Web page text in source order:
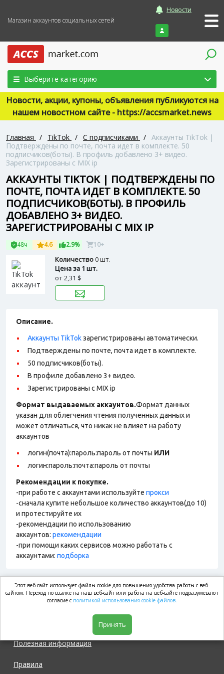
Магазин аккаунтов социальных сетей
Новости
Войти
Выберите категорию
Новости, акции, купоны, объявления публикуются на
нашем новостном сайте - https://accsmarket.news
Главная / TikTok / С подписчиками / Аккаунты TikTok |
Подтверждены по почте, почта идет в комплекте. 50
подписчиков(боты). В профиль добавлено 3+ видео.
Зарегистрированы с MIX ip
АККАУНТЫ TIKTOK | ПОДТВЕРЖДЕНЫ ПО
ПОЧТЕ, ПОЧТА ИДЕТ В КОМПЛЕКТЕ. 50
ПОДПИСЧИКОВ(БОТЫ). В ПРОФИЛЬ
ДОБАВЛЕНО 3+ ВИДЕО.
ЗАРЕГИСТРИРОВАНЫ С MIX IP
48ч 4.6 2.9% 10+
Количество0 шт.
Цена за 1 шт.
от2,31 $
Описание.
Аккаунты TikTokзарегистрированы автоматически.
Подтверждены по почте, почта идет в комплекте.
50 подписчиков(боты).
В профиле добавлено 3+ видео.
Зарегистрированы с MIX ip
Формат выдаваемых аккаунтов.Формат данных
указан для облегчения чтения полученных данных и
может отличаться, что никак не влияет на работу
аккаунтов
логин(почта):пароль:пароль от почты ИЛИ
логин:пароль:почта:пароль от почты
Рекомендации к покупке.
-при работе с аккаунтами используйте прокси
-сначала купите небольшое количество аккаунтов(до 10)
и протестируйте их
-рекомендации по использованию
аккаунтов: рекомендации
-при помощи каких сервисов можно работать с
аккаунтами: подборка
market.com
Полезная информация
Правила
Этот веб-сайт использует файлы cookie для повышения удобства работы с веб-
сайтом. Переход по ссылке на наш веб-сайт или работа на веб-сайте подразумевают
согласие с политикой использования cookie файлов.
Принять